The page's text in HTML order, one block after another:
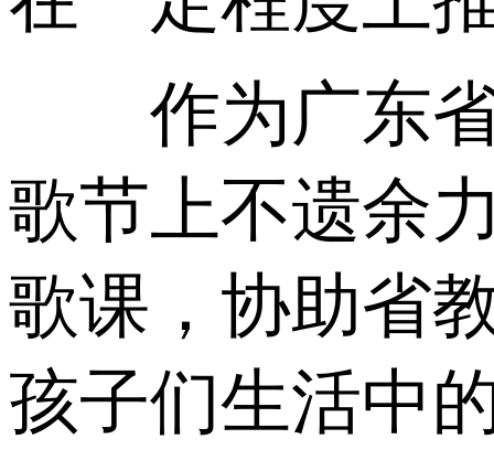
作为广东省
歌节上不遗余
歌课，协助省
孩子们生活中